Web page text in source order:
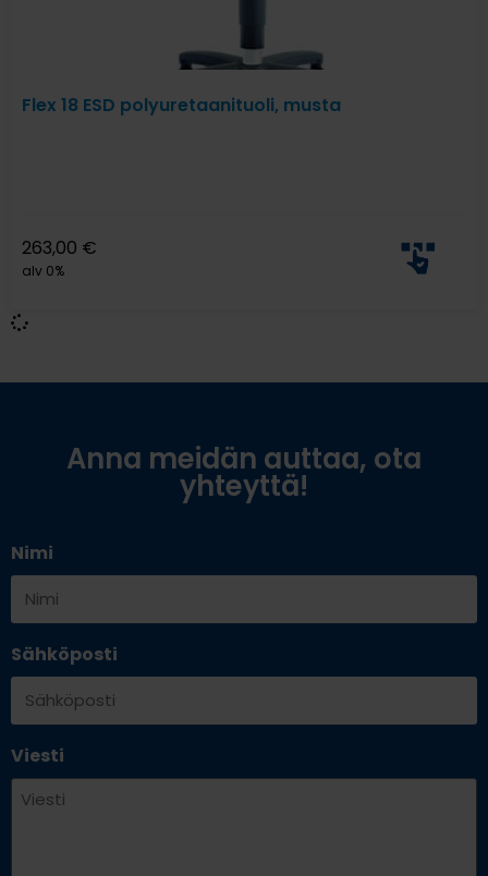
Flex 18 ESD polyuretaanituoli, musta
263,00 €
alv 0%
Anna meidän auttaa, ota
yhteyttä!
Nimi
Sähköposti
Viesti